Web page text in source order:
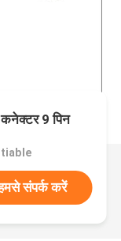
कनेक्टर 9 पिन
संपर्क करें